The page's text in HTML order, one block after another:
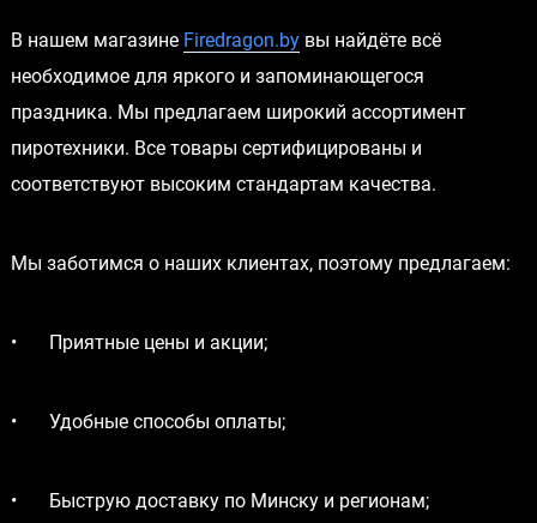
В нашем магазине Firedragon.by вы найдёте всё
необходимое для яркого и запоминающегося
праздника. Мы предлагаем широкий ассортимент
пиротехники. Все товары сертифицированы и
соответствуют высоким стандартам качества.
Мы заботимся о наших клиентах, поэтому предлагаем:
• Приятные цены и акции;
• Удобные способы оплаты;
• Быструю доставку по Минску и регионам;